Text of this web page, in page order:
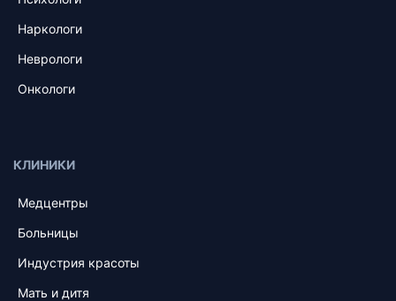
Наркологи
Неврологи
Онкологи
КЛИНИКИ
Медцентры
Больницы
Индустрия красоты
Мать и дитя